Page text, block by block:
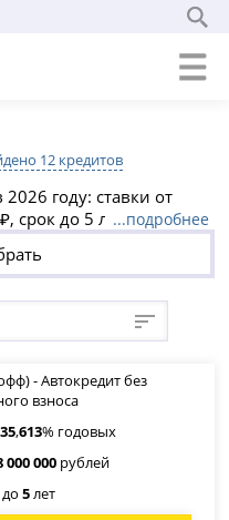
12 кредитов
году: ставки от
срок до 5 лет. Выберите
или подержанный
получите одобрение
без первоначального
взятых займов.
...подробнее
- Автокредит без
взноса
35,613% годовых
000 000 рублей
до5лет